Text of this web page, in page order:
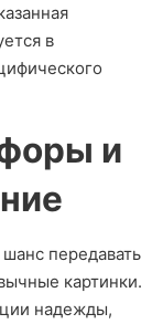
в
и
передавать
картинки.
надежды,